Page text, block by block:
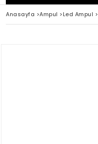
Anasayfa >Ampul >Led Ampul >